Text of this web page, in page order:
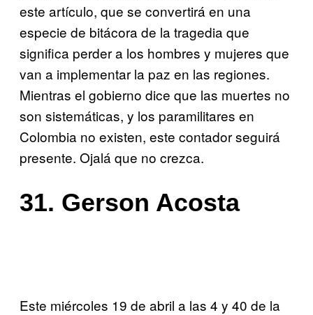
este artículo, que se convertirá en una
especie de bitácora de la tragedia que
significa perder a los hombres y mujeres que
van a implementar la paz en las regiones.
Mientras el gobierno dice que las muertes no
son sistemáticas, y los paramilitares en
Colombia no existen, este contador seguirá
presente. Ojalá que no crezca.
31. Gerson Acosta
Este miércoles 19 de abril a las 4 y 40 de la